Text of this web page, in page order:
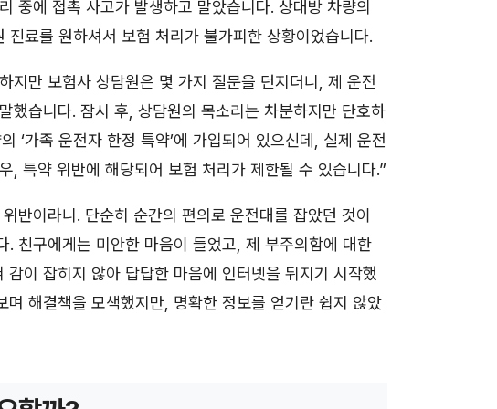
중에 접촉 사고가 발생하고 말았습니다. 상대방 차량의
료를 원하셔서 보험 처리가 불가피한 상황이었습니다.
지만 보험사 상담원은 몇 가지 질문을 던지더니, 제 운전
했습니다. 잠시 후, 상담원의 목소리는 차분하지만 단호하
‘가족 운전자 한정 특약’에 가입되어 있으신데, 실제 운전
, 특약 위반에 해당되어 보험 처리가 제한될 수 있습니다.”
반이라니. 단순히 순간의 편의로 운전대를 잡았던 것이
친구에게는 미안한 마음이 들었고, 제 부주의함에 대한
이 잡히지 않아 답답한 마음에 인터넷을 뒤지기 시작했
해결책을 모색했지만, 명확한 정보를 얻기란 쉽지 않았